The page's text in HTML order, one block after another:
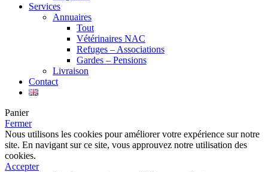
Services
Annuaires
Tout
Vétérinaires NAC
Refuges – Associations
Gardes – Pensions
Livraison
Contact
Panier
Fermer
Nous utilisons les cookies pour améliorer votre expérience sur notre
site. En navigant sur ce site, vous approuvez notre utilisation des
cookies.
Accepter